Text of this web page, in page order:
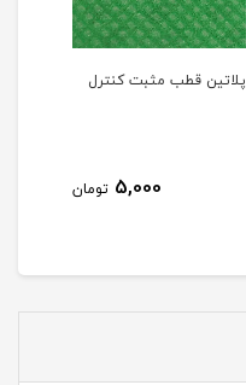
پلاتین قطب مثبت کنترل
5,000 تومان